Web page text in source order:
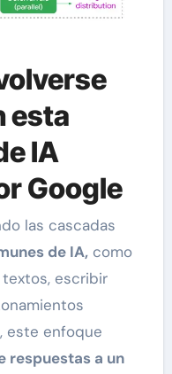
esta
IA
Google
las cascadas
de IA,como
escribir
este enfoque
respuestas a un